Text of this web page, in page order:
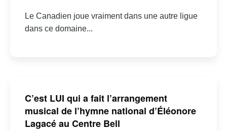
Le Canadien joue vraiment dans une autre ligue
dans ce domaine...
C’est LUI qui a fait l’arrangement
musical de l’hymne national d’Éléonore
Lagacé au Centre Bell